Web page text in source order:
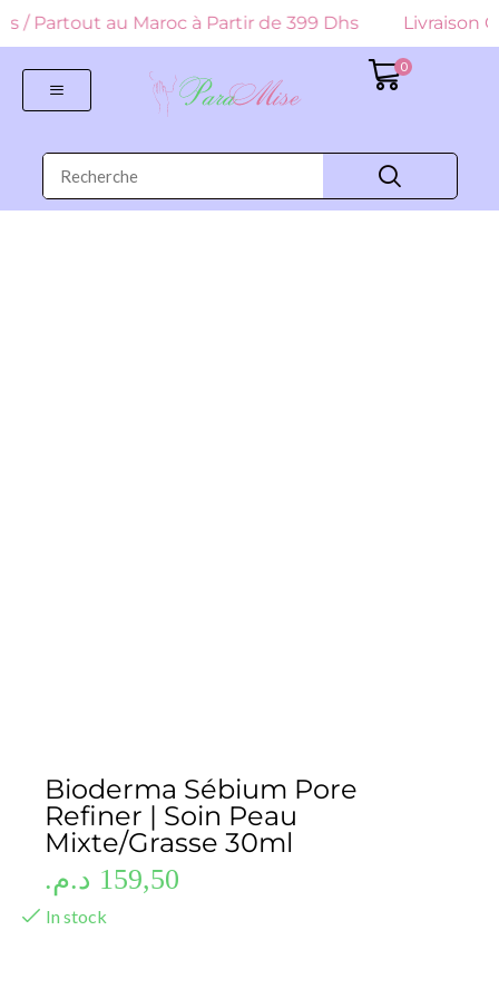
/ Partout au Maroc à Partir de 399 Dhs Livraison
0
Bioderma Sébium Pore
Refiner | Soin Peau
Mixte/Grasse 30ml
159,50 د.م.
In stock